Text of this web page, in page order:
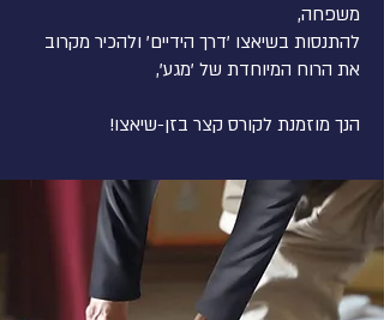
משפחה,
להתנסות בשיאצו 'דרך הידיים' ולהכיר מקרוב
את הרוח המיוחדת של 'מגע',
הנך מוזמנת לקורס קצר בזן-שיאצו!